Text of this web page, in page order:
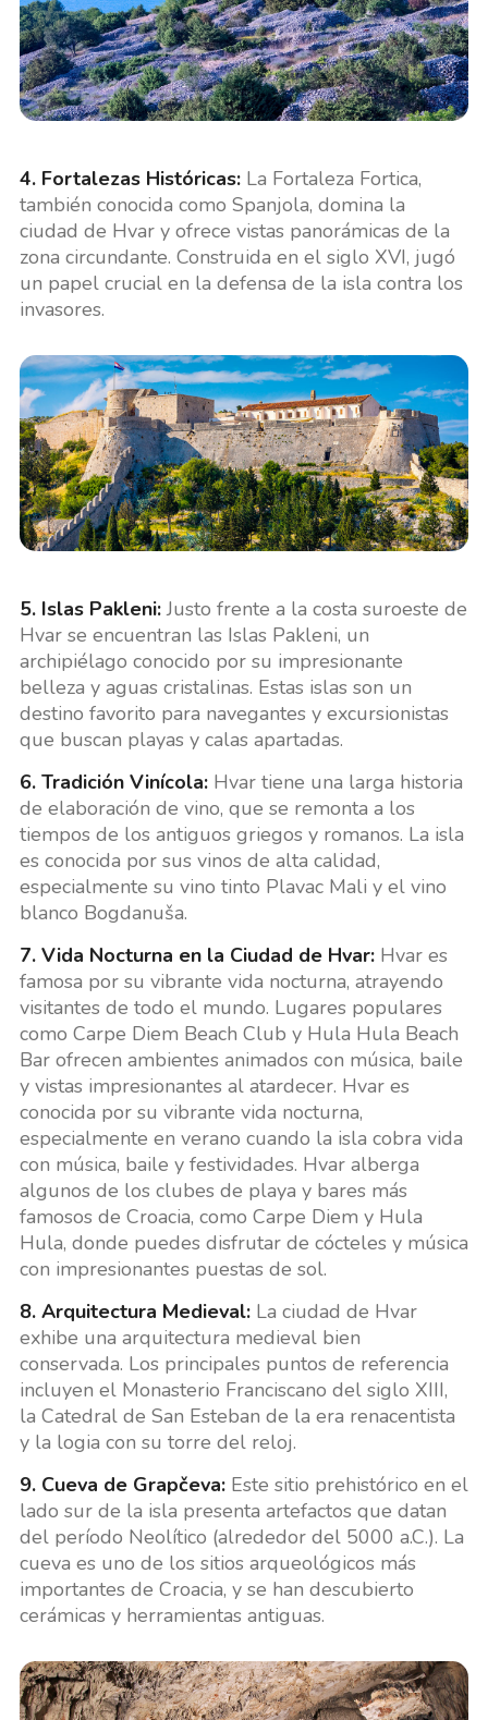
4. Fortalezas Históricas:La Fortaleza Fortica,
también conocida como Spanjola, domina la
ciudad de Hvar y ofrece vistas panorámicas de la
zona circundante. Construida en el siglo XVI, jugó
un papel crucial en la defensa de la isla contra los
invasores.
5. Islas Pakleni:Justo frente a la costa suroeste de
Hvar se encuentran las Islas Pakleni, un
archipiélago conocido por su impresionante
belleza y aguas cristalinas. Estas islas son un
destino favorito para navegantes y excursionistas
que buscan playas y calas apartadas.
6. Tradición Vinícola:Hvar tiene una larga historia
de elaboración de vino, que se remonta a los
tiempos de los antiguos griegos y romanos. La isla
es conocida por sus vinos de alta calidad,
especialmente su vino tinto Plavac Mali y el vino
blanco Bogdanuša.
7. Vida Nocturna en la Ciudad de Hvar:Hvar es
famosa por su vibrante vida nocturna, atrayendo
visitantes de todo el mundo. Lugares populares
como Carpe Diem Beach Club y Hula Hula Beach
Bar ofrecen ambientes animados con música, baile
y vistas impresionantes al atardecer. Hvar es
conocida por su vibrante vida nocturna,
especialmente en verano cuando la isla cobra vida
con música, baile y festividades. Hvar alberga
algunos de los clubes de playa y bares más
famosos de Croacia, como Carpe Diem y Hula
Hula, donde puedes disfrutar de cócteles y música
con impresionantes puestas de sol.
8. Arquitectura Medieval:La ciudad de Hvar
exhibe una arquitectura medieval bien
conservada. Los principales puntos de referencia
incluyen el Monasterio Franciscano del siglo XIII,
la Catedral de San Esteban de la era renacentista
y la logia con su torre del reloj.
9. Cueva de Grapčeva:Este sitio prehistórico en el
lado sur de la isla presenta artefactos que datan
del período Neolítico (alrededor del 5000 a.C.). La
cueva es uno de los sitios arqueológicos más
importantes de Croacia, y se han descubierto
cerámicas y herramientas antiguas.